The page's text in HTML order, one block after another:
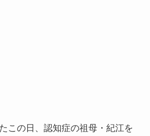
この日、認知症の祖母・紀江を